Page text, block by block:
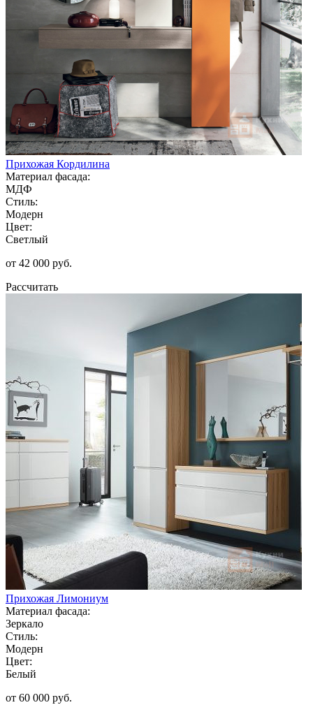
Прихожая Кордилина
Материал фасада:
МДФ
Стиль:
Модерн
Цвет:
Светлый
от 42 000 руб.
Рассчитать
Прихожая Лимониум
Материал фасада:
Зеркало
Стиль:
Модерн
Цвет:
Белый
от 60 000 руб.